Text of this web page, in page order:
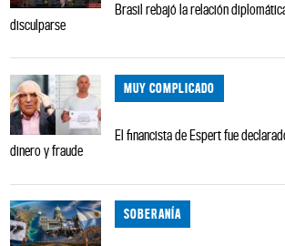
Brasil rebajó la relación
disculparse
MUY COMPLICADO
El financista de Espert fue
dinero y fraude
SOBERANÍA